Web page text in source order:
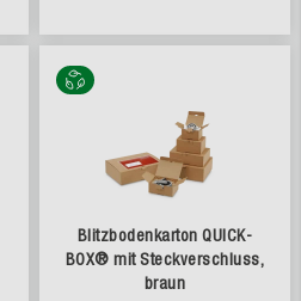
Blitzbodenkarton QUICK-
BOX® mit Steckverschluss,
braun